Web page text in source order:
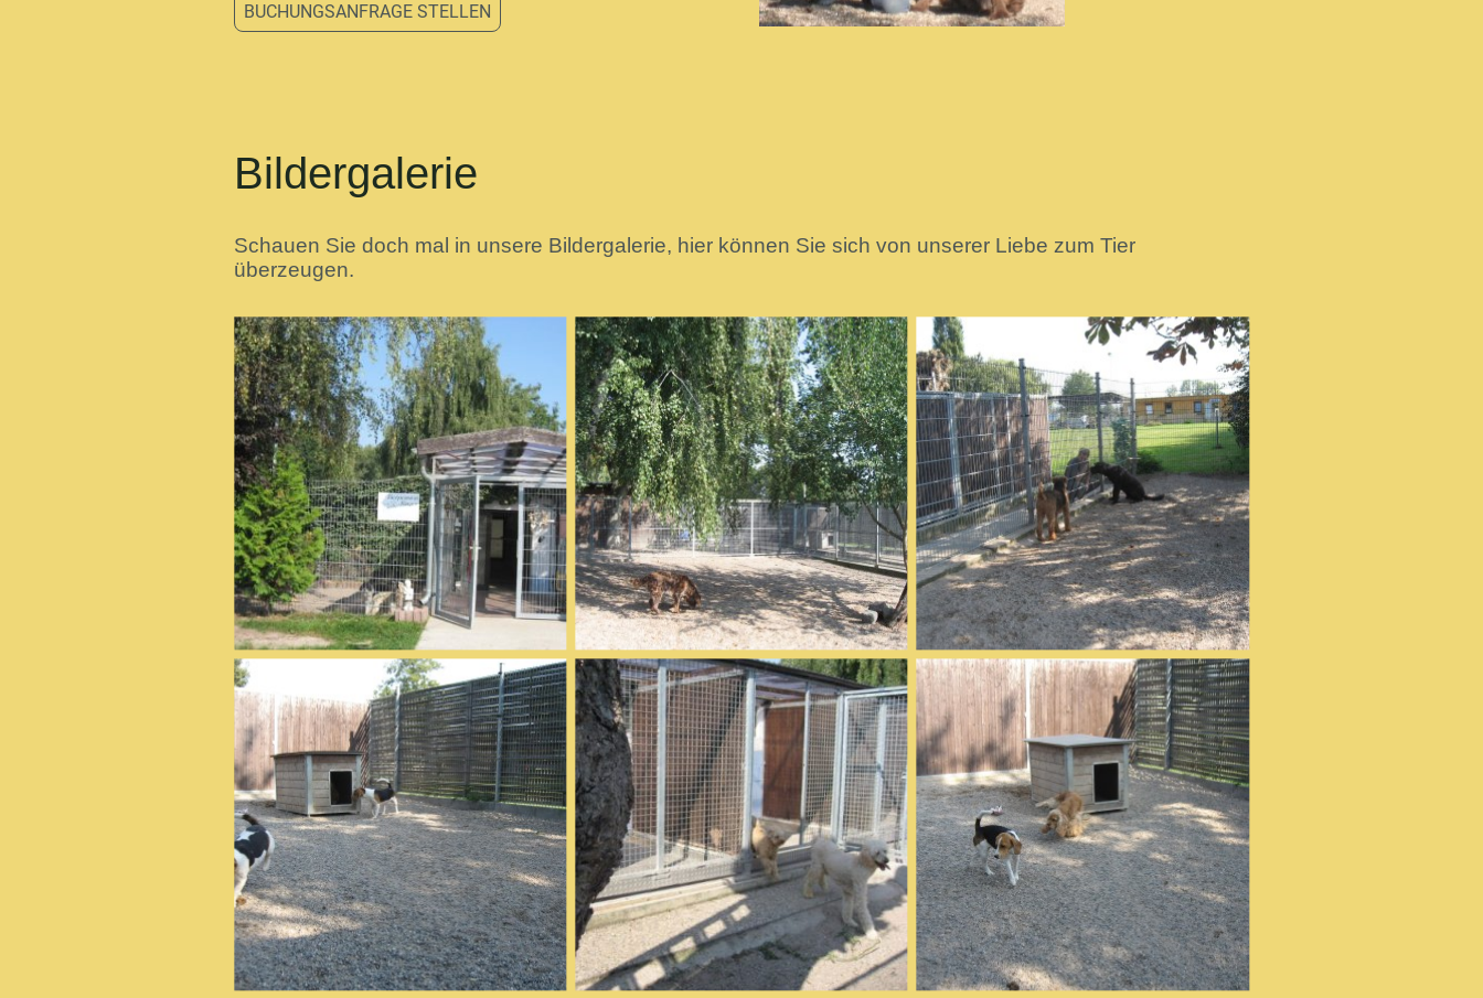
BUCHUNGSANFRAGE STELLEN
Bildergalerie
Schauen Sie doch mal in unsere Bildergalerie, hier können Sie sich von unserer Liebe zum Tier
überzeugen.